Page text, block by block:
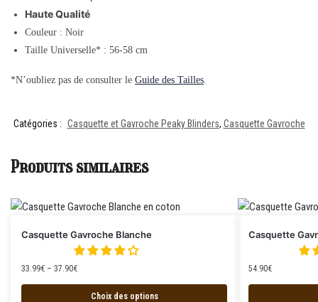
Haute Qualité
Couleur : Noir
Taille Universelle* : 56-58 cm
*N’oubliez pas de consulter le Guide des Tailles
Catégories : Casquette et Gavroche Peaky Blinders, Casquette Gavroche
Produits similaires
Casquette Gavroche Blanche
33.99€ – 37.90€
Choix des options
Casquette
54.90€